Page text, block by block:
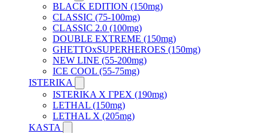
BLACK EDITION (150mg)
CLASSIC (75-100mg)
CLASSIC 2.0 (100mg)
DOUBLE EXTREME (150mg)
GHETTOxSUPERHEROES (150mg)
NEW LINE (55-200mg)
ICE COOL (55-75mg)
ISTERIKA
ISTERIKA X ГРЕХ (190mg)
LETHAL (150mg)
LETHAL X (205mg)
KASTA